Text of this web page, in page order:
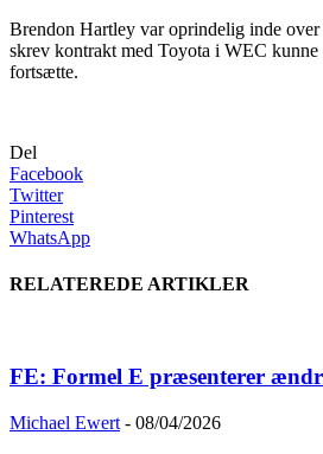
Brendon Hartley var oprindelig inde over
skrev kontrakt med Toyota i WEC kunne
fortsætte.
Del
Facebook
Twitter
Pinterest
WhatsApp
RELATEREDE ARTIKLER
FE: Formel E præsenterer
Michael Ewert - 08/04/2026